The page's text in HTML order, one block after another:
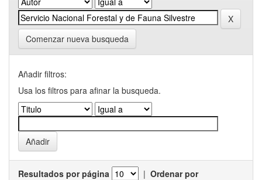
Comenzar nueva busqueda
Añadir filtros:
Usa los filtros para afinar la busqueda.
Resultados por página | Ordenar por